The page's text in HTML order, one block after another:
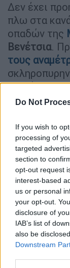
Do Not
If you wish to
processing of
targeted
section to
opt-out request
interest-based
us or personal
your opt-out.
disclosure of
IAB’s list of
also be
Downstream
Δεν έχει
πλω στα
οπαδών της
Βενέτσια.
τους
επιδόθηκαν
μεν και οι
συνθήματα...
ΔΙΑΒΑΣΤΕ
Αθλητισμός |
άλλα
απότομα
άβολης